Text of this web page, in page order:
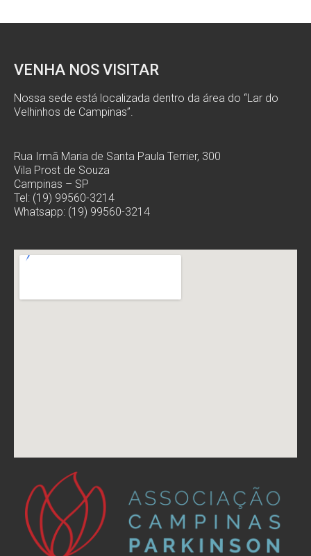
VENHA NOS VISITAR
Nossa sede está localizada dentro da área do “Lar do
Velhinhos de Campinas”.
Rua Irmã Maria de Santa Paula Terrier, 300
Vila Prost de Souza
Campinas – SP
Tel: (19) 99560-3214
Whatsapp: (19) 99560-3214